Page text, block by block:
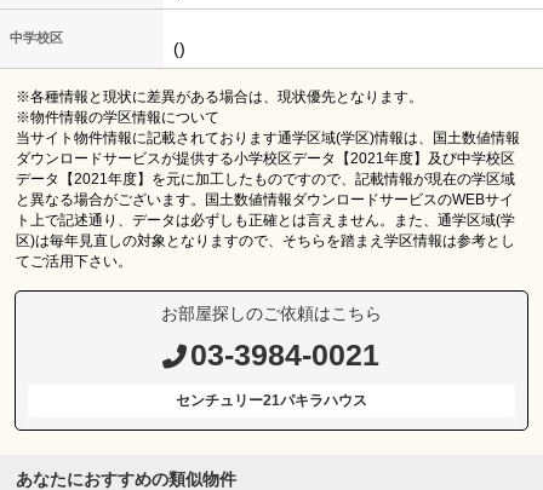
中学校区
()
※各種情報と現状に差異がある場合は、現状優先となります。
※物件情報の学区情報について
当サイト物件情報に記載されております通学区域(学区)情報は、国土数値情報
ダウンロードサービスが提供する小学校区データ【2021年度】及び中学校区
データ【2021年度】を元に加工したものですので、記載情報が現在の学区域
と異なる場合がございます。国土数値情報ダウンロードサービスのWEBサイ
ト上で記述通り、データは必ずしも正確とは言えません。また、通学区域(学
区)は毎年見直しの対象となりますので、そちらを踏まえ学区情報は参考とし
てご活用下さい。
お部屋探しのご依頼はこちら
03-3984-0021
センチュリー21パキラハウス
あなたにおすすめの類似物件